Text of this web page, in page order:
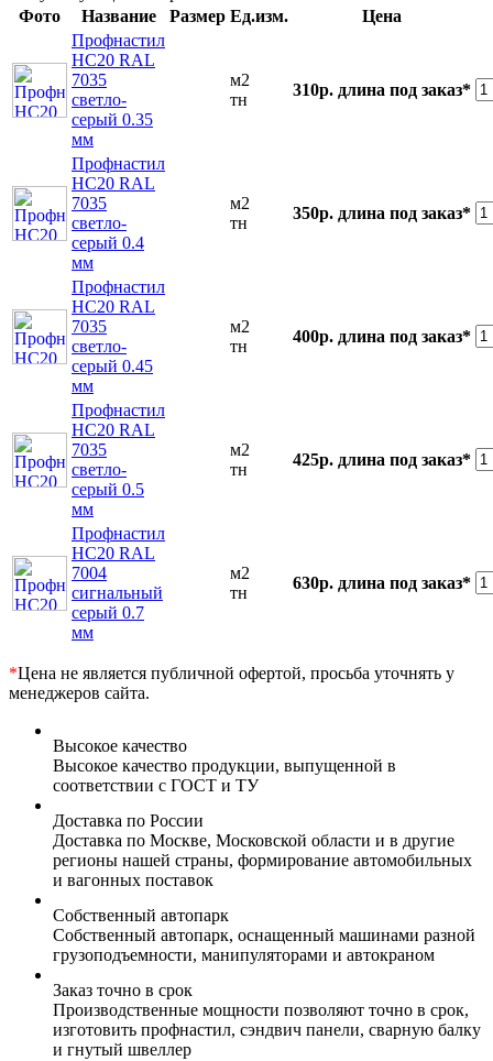
Фото
Название Размер Ед.изм.
Цена
Профнастил
НС20 RAL
7035
светло-
серый 0.35
мм
м2
тн
310р. длина под заказ*
Профнастил
НС20 RAL
7035
светло-
серый 0.4
мм
м2
тн
350р. длина под заказ*
Профнастил
НС20 RAL
7035
светло-
серый 0.45
мм
м2
тн
400р. длина под заказ*
Профнастил
НС20 RAL
7035
светло-
серый 0.5
мм
м2
тн
425р. длина под заказ*
Профнастил
НС20 RAL
7004
сигнальный
серый 0.7
мм
м2
тн
630р. длина под заказ*
*Цена не является публичной офертой, просьба уточнять у
менеджеров сайта.
Высокое качество
Высокое качество продукции, выпущенной в
соответствии с ГОСТ и ТУ
Доставка по России
Доставка по Москве, Московской области и в другие
регионы нашей страны, формирование автомобильных
и вагонных поставок
Собственный автопарк
Собственный автопарк, оснащенный машинами разной
грузоподъемности, манипуляторами и автокраном
Заказ точно в срок
Производственные мощности позволяют точно в срок,
изготовить профнастил, сэндвич панели, сварную балку
и гнутый швеллер